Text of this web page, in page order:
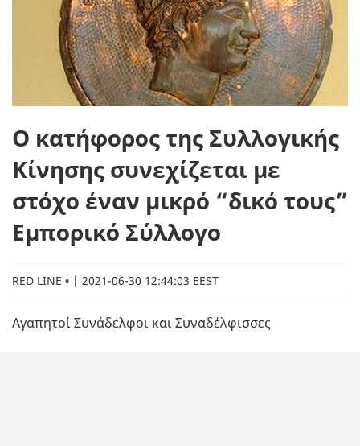
Ο κατήφορος της Συλλογικής
Κίνησης συνεχίζεται με
στόχο έναν μικρό “δικό τους”
Εμπορικό Σύλλογο
RED LINE | 2021-06-30 12:44:03 EEST
Αγαπητοί Συνάδελφοι και Συναδέλφισσες